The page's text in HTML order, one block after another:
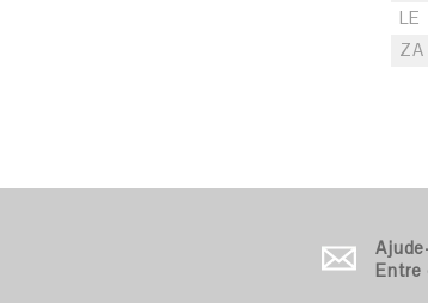
LE
ZA
Entre